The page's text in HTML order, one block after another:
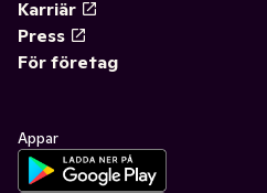
Karriär
Press
För företag
Appar